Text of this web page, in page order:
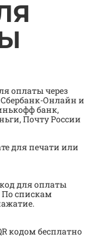
оплаты через
Онлайн и
банк,
Почту России
для печати или
для оплаты
спискам
кодом бесплатно